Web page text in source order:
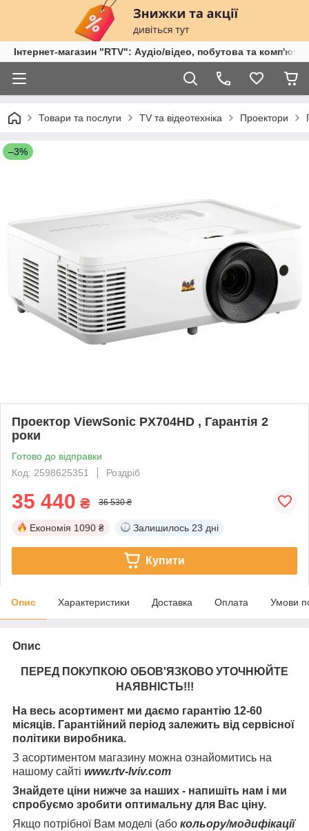
Інтернет-магазин "RTV": Аудіо/відео, побутова та
Товари та послуги TV та відеотехніка Проектори
–3%
Проектор ViewSonic PX704HD , Гарантія 2
роки
Готово до відправки
Код: 2598625351
Роздріб
35 440 ₴ 36 530 ₴
Економія 1090 ₴ Залишилось 23 дні
Купити
Опис Характеристики Доставка Оплата Умови
Опис
ПЕРЕД ПОКУПКОЮ ОБОВ'ЯЗКОВО УТОЧНЮЙТЕ
НАЯВНІСТЬ!!!
На весь асортимент ми даємо гарантію 12-60
місяців. Гарантійний період залежить від сервісної
політики виробника.
З асортиментом магазину можна ознайомитись на
нашому сайті www.rtv-lviv.com
Знайдете ціни нижче за наших - напишіть нам і ми
спробуємо зробити оптимальну для Вас ціну.
Якщо потрібної Вам моделі (або кольору/модифікації